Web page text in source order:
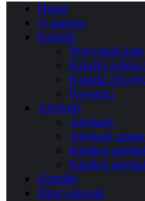
Home
O autorze
Książki
Wszystkie
Książki
Książki
Powieści
Artykuły
Artykuły
Artykuły
Katalog
Katalog
Homilie
Blog autorski